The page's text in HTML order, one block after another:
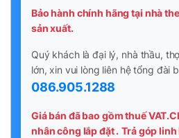
Bảo hành chính hãng tại nhà
sản xuất.
Quý khách là đại lý, nhà thầu,
lớn, xin vui lòng liên hệ tổng đài
086.905.1288
Giá bán đã bao gồm thuế
nhân công lắp đặt . Trả góp linh